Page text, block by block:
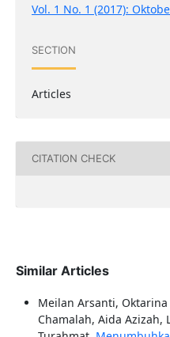
Vol. 1 No. 1 (2017):
SECTION
Articles
CITATION CHECK
Similar Articles
Meilan Arsanti,
Chamalah, Aida Azizah,